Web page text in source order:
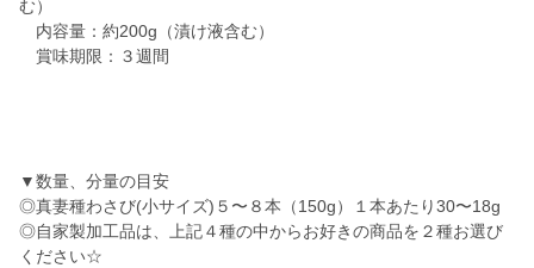
む）
内容量：約200g（漬け液含む）
賞味期限：３週間
▼数量、分量の目安
◎真妻種わさび(小サイズ)５〜８本（150g）１本あたり30〜18g
◎自家製加工品は、上記４種の中からお好きの商品を２種お選び
ください☆